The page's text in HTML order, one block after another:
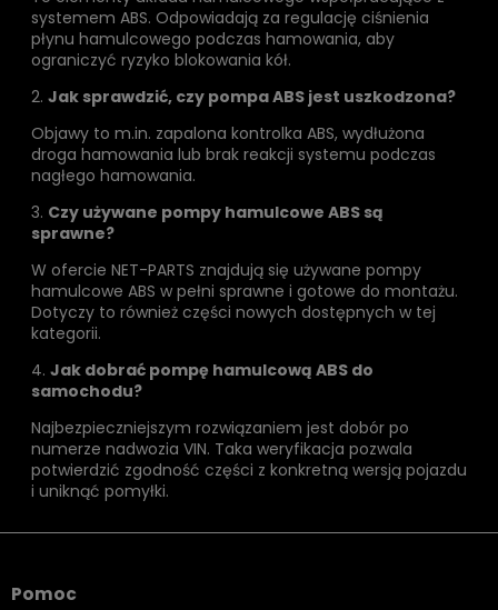
systemem ABS. Odpowiadają za regulację ciśnienia
płynu hamulcowego podczas hamowania, aby
ograniczyć ryzyko blokowania kół.
2. Jak sprawdzić, czy pompa ABS jest uszkodzona?
Objawy to m.in. zapalona kontrolka ABS, wydłużona
droga hamowania lub brak reakcji systemu podczas
nagłego hamowania.
3. Czy używane pompy hamulcowe ABS są
sprawne?
W ofercie NET-PARTS znajdują się używane pompy
hamulcowe ABS w pełni sprawne i gotowe do montażu.
Dotyczy to również części nowych dostępnych w tej
kategorii.
4. Jak dobrać pompę hamulcową ABS do
samochodu?
Najbezpieczniejszym rozwiązaniem jest dobór po
numerze nadwozia VIN. Taka weryfikacja pozwala
potwierdzić zgodność części z konkretną wersją pojazdu
i uniknąć pomyłki.
Pomoc